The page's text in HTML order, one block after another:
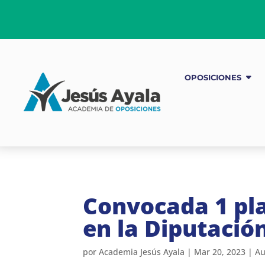
OPOSICIONES
Convocada 1
en la
por Academia Jesús Ayala | Mar 20, 2023|